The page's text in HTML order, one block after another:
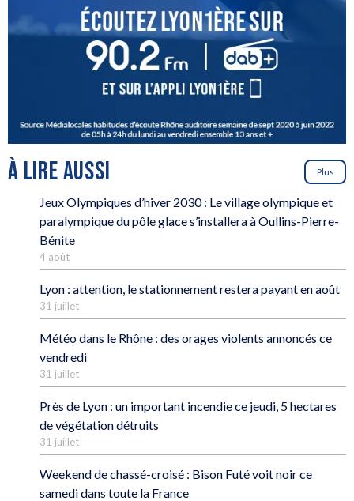
À LIRE AUSSI Plus
Jeux Olympiques d’hiver 2030 : Le village olympique et
paralympique du pôle glace s’installera à Oullins-Pierre-
Bénite
4 août
Lyon : attention, le stationnement restera payant en août
31 juillet
Météo dans le Rhône : des orages violents annoncés ce
vendredi
31 juillet
Près de Lyon : un important incendie ce jeudi, 5 hectares
de végétation détruits
31 juillet
Weekend de chassé-croisé : Bison Futé voit noir ce
samedi dans toute la France